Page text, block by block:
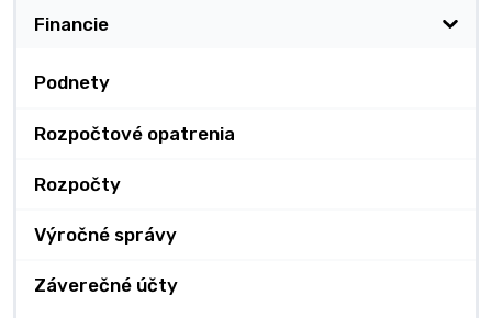
Financie
Podnety
Rozpočtové opatrenia
Rozpočty
Výročné správy
Záverečné účty